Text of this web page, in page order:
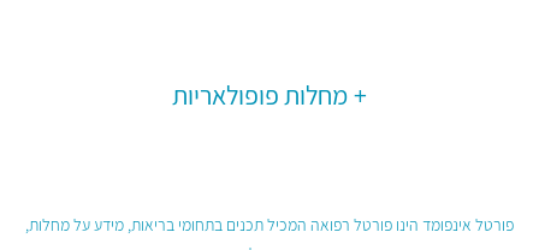
מחלות פופולאריות
פורטל אינפומד הינו פורטל רפואה המכיל תכנים בתחומי בריאות, מידע על מחלות,